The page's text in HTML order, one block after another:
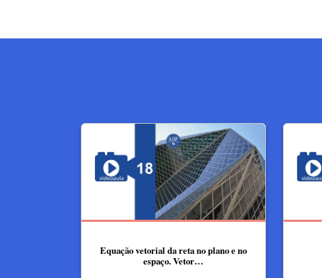
Equação vetorial da reta no plano e no
espaço. Vetor…